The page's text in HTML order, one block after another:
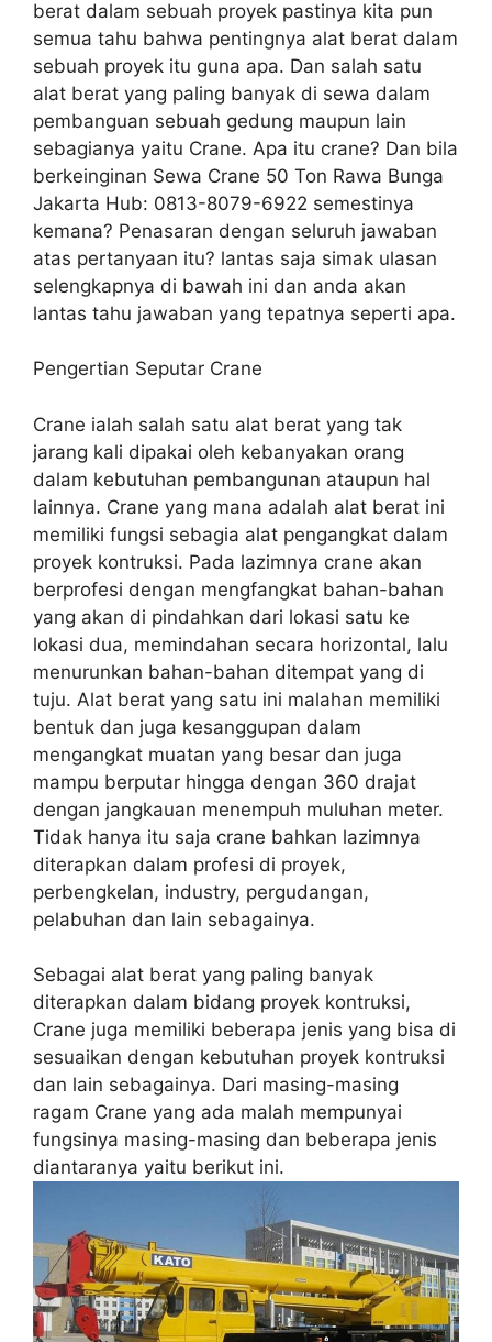
berat dalam sebuah proyek pastinya kita pun
semua tahu bahwa pentingnya alat berat dalam
sebuah proyek itu guna apa. Dan salah satu
alat berat yang paling banyak di sewa dalam
pembanguan sebuah gedung maupun lain
sebagianya yaitu Crane. Apa itu crane? Dan bila
berkeinginan Sewa Crane 50 Ton Rawa Bunga
Jakarta Hub: 0813-8079-6922 semestinya
kemana? Penasaran dengan seluruh jawaban
atas pertanyaan itu? lantas saja simak ulasan
selengkapnya di bawah ini dan anda akan
lantas tahu jawaban yang tepatnya seperti apa.
Pengertian Seputar Crane
Crane ialah salah satu alat berat yang tak
jarang kali dipakai oleh kebanyakan orang
dalam kebutuhan pembangunan ataupun hal
lainnya. Crane yang mana adalah alat berat ini
memiliki fungsi sebagia alat pengangkat dalam
proyek kontruksi. Pada lazimnya crane akan
berprofesi dengan mengfangkat bahan-bahan
yang akan di pindahkan dari lokasi satu ke
lokasi dua, memindahan secara horizontal, lalu
menurunkan bahan-bahan ditempat yang di
tuju. Alat berat yang satu ini malahan memiliki
bentuk dan juga kesanggupan dalam
mengangkat muatan yang besar dan juga
mampu berputar hingga dengan 360 drajat
dengan jangkauan menempuh muluhan meter.
Tidak hanya itu saja crane bahkan lazimnya
diterapkan dalam profesi di proyek,
perbengkelan, industry, pergudangan,
pelabuhan dan lain sebagainya.
Sebagai alat berat yang paling banyak
diterapkan dalam bidang proyek kontruksi,
Crane juga memiliki beberapa jenis yang bisa di
sesuaikan dengan kebutuhan proyek kontruksi
dan lain sebagainya. Dari masing-masing
ragam Crane yang ada malah mempunyai
fungsinya masing-masing dan beberapa jenis
diantaranya yaitu berikut ini.